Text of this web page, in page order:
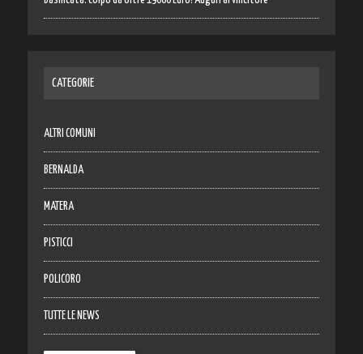
CATEGORIE
ALTRI COMUNI
BERNALDA
MATERA
PISTICCI
POLICORO
TUTTE LE NEWS